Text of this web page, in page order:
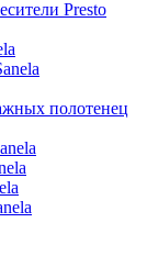
Presto
полотенец